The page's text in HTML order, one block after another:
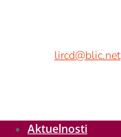
Aktuelnosti
lircd@blic.net